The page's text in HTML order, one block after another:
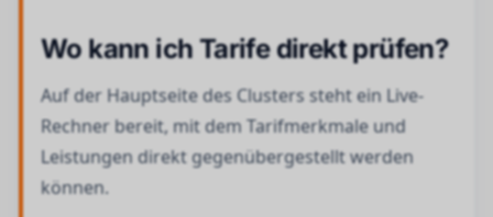
Wo kann ich Tarife direkt prüfen?
Auf der Hauptseite des Clusters steht ein Live-
Rechner bereit, mit dem Tarifmerkmale und
Leistungen direkt gegenübergestellt werden
können.